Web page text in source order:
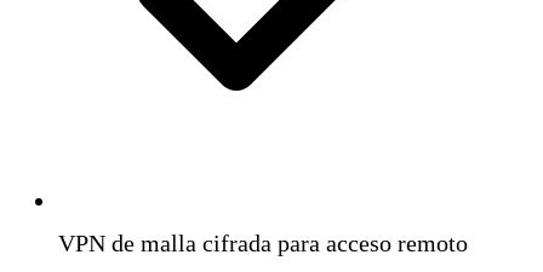
VPN de malla cifrada para acceso remoto